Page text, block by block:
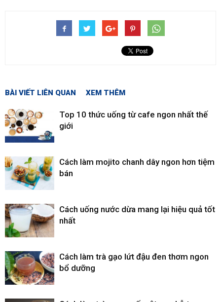
BÀI VIẾT LIÊN QUAN XEM THÊM
Top 10 thức uống từ cafe ngon nhất thế
giới
Cách làm mojito chanh dây ngon hơn tiệm
bán
Cách uống nước dừa mang lại hiệu quả tốt
nhất
Cách làm trà gạo lứt đậu đen thơm ngon
bổ dưỡng